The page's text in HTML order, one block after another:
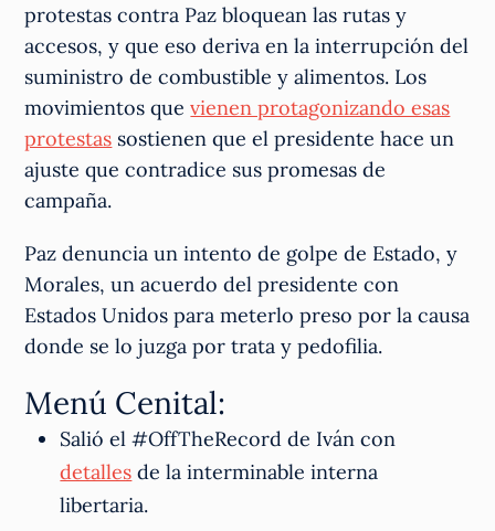
protestas contra Paz bloquean las rutas y
accesos, y que eso deriva en la interrupción del
suministro de combustible y alimentos. Los
movimientos quevienen protagonizando esas
protestas sostienen que el presidente hace un
ajuste que contradice sus promesas de
campaña.
Paz denuncia un intento de golpe de Estado, y
Morales, un acuerdo del presidente con
Estados Unidos para meterlo preso por la causa
donde se lo juzga por trata y pedofilia.
Menú Cenital:
Salió el #OffTheRecord de Iván con
detalles de la interminable interna
libertaria.